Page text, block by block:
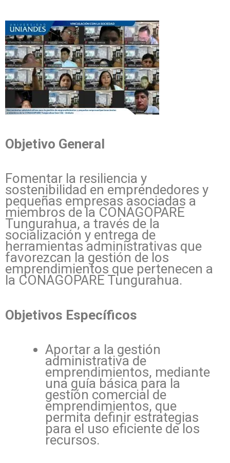
Objetivo General
Fomentar la resiliencia y
sostenibilidad en emprendedores y
pequeñas empresas asociadas a
miembros de la CONAGOPARE
Tungurahua, a través de la
socialización y entrega de
herramientas administrativas que
favorezcan la gestión de los
emprendimientos que pertenecen a
la CONAGOPARE Tungurahua.
Objetivos Específicos
Aportar a la gestión
administrativa de
emprendimientos, mediante
una guía básica para la
gestión comercial de
emprendimientos, que
permita definir estrategias
para el uso eficiente de los
recursos.